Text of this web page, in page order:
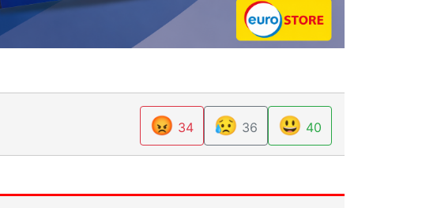
40
😃
36
😥
34
😡